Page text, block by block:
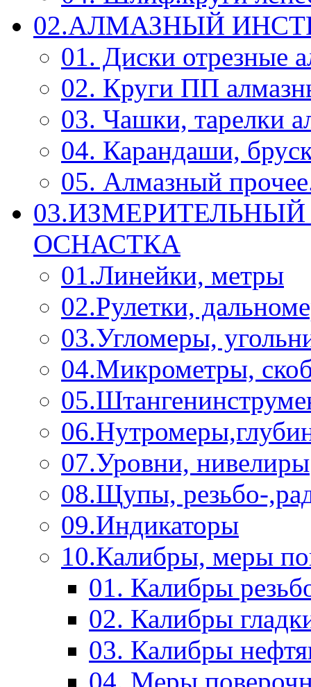
02.АЛМАЗНЫЙ
01. Диски отрезные
02. Круги ПП
03. Чашки, тарелки
04. Карандаши,
05. Алмазный
ОСНАСТКА
01.Линейки, метры
02.Рулетки,
03.Угломеры,
04.Микрометры,
07.Уровни, нивелиры
08.Щупы, резьбо-
09.Индикаторы
10.Калибры, меры
01. Калибры
02. Калибры
03. Калибры
04. Меры